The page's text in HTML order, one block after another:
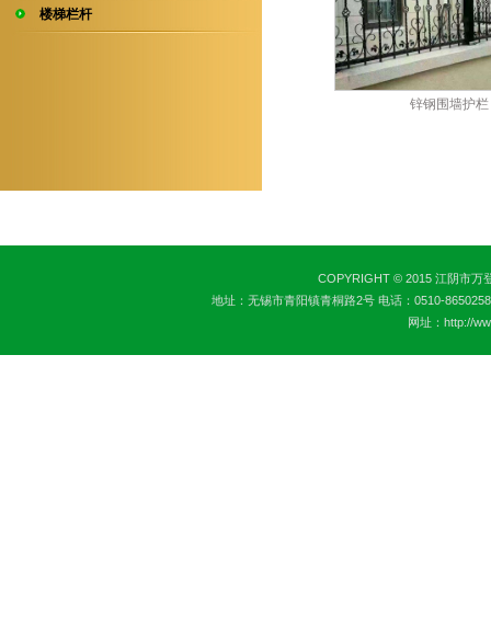
楼梯栏杆
锌钢围墙护栏
COPYRIGHT © 2015 江阴市万
地址：无锡市青阳镇青桐路2号 电话：0510-
网址：http://